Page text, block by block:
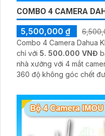
COMBO 4 CAMERA
5,500,000 ₫
Combo 4 Camera Dahua
chỉ với 5. 500.000 VNĐ
nhà xưởng với 4 mắt
360 độ không góc chết